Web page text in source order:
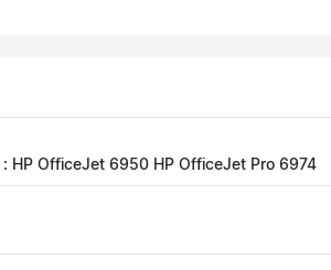
HP OfficeJet 6950 HP OfficeJet Pro 6974